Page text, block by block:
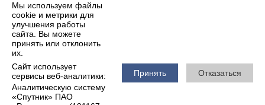
Мы используем файлы
cookie и метрики для
улучшения работы
сайта. Вы можете
принять или отклонить
их.
Сайт использует
сервисы веб-аналитики:
Аналитическую систему
«Спутник» ПАО
Принять Отказаться
2026 г. krilovskaya.ru
Вход
Карта сайта
Политика обработки персональных данных
Сделано на KubCMS